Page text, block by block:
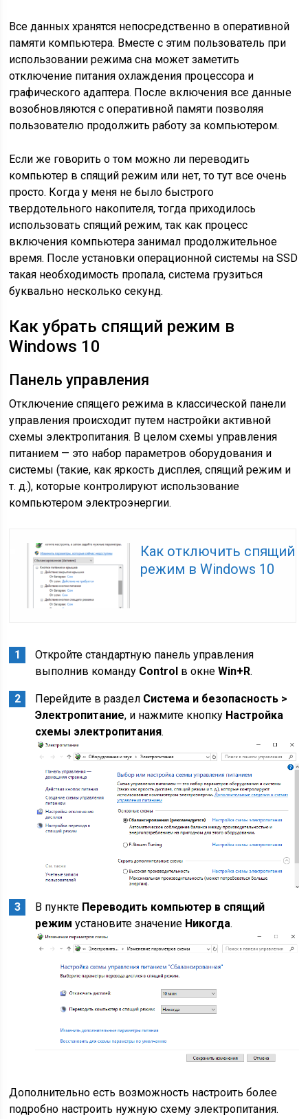
Все данных хранятся непосредственно в оперативной
памяти компьютера. Вместе с этим пользователь при
использовании режима сна может заметить
отключение питания охлаждения процессора и
графического адаптера. После включения все данные
возобновляются с оперативной памяти позволяя
пользователю продолжить работу за компьютером.
Если же говорить о том можно ли переводить
компьютер в спящий режим или нет, то тут все очень
просто. Когда у меня не было быстрого
твердотельного накопителя, тогда приходилось
использовать спящий режим, так как процесс
включения компьютера занимал продолжительное
время. После установки операционной системы на SSD
такая необходимость пропала, система грузиться
буквально несколько секунд.
Как убрать спящий режим в
Windows 10
Панель управления
Отключение спящего режима в классической панели
управления происходит путем настройки активной
схемы электропитания. В целом схемы управления
питанием — это набор параметров оборудования и
системы (такие, как яркость дисплея, спящий режим и
т. д.), которые контролируют использование
компьютером электроэнергии.
Как отключить спящий
режим в Windows 10
Откройте стандартную панель управления
выполнив команду Control в окнеWin+R.
Перейдите в раздел Система и безопасность >
Электропитание, и нажмите кнопку Настройка
схемы электропитания.
В пункте Переводить компьютер в спящий
режим установите значение Никогда.
Дополнительно есть возможность настроить более
подробно настроить нужную схему электропитания.